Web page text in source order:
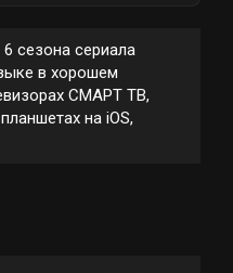
сезона сериала
в хорошем
СМАРТ ТВ,
на iOS,